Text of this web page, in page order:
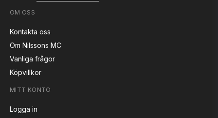
OM OSS
Kontakta oss
Om Nilssons MC
Vanliga frågor
Köpvillkor
MITT KONTO
Logga in